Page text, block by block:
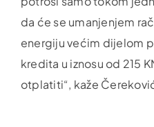
da će se umanjenjem
energiju većim dijelom
kredita u iznosu od 215
otplatiti“, kaže